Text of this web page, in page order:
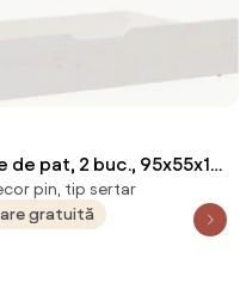
de pat, 2 buc., 95x55x17
de pin
pin, tip sertar
gratuită